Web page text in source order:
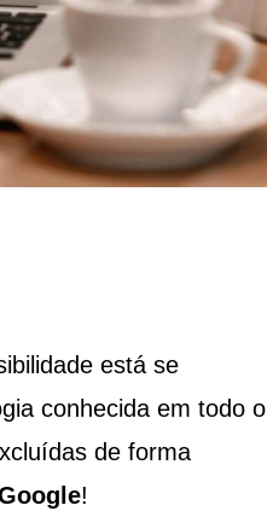
está se
conhecida em todo o
de forma
!